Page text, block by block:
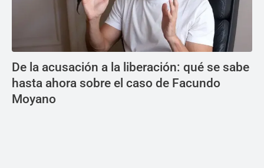
De la acusación a la liberación: qué se sabe
hasta ahora sobre el caso de Facundo
Moyano